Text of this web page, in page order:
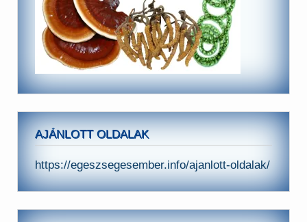
AJÁNLOTT OLDALAK
https://egeszsegesember.info/ajanlott-oldalak/